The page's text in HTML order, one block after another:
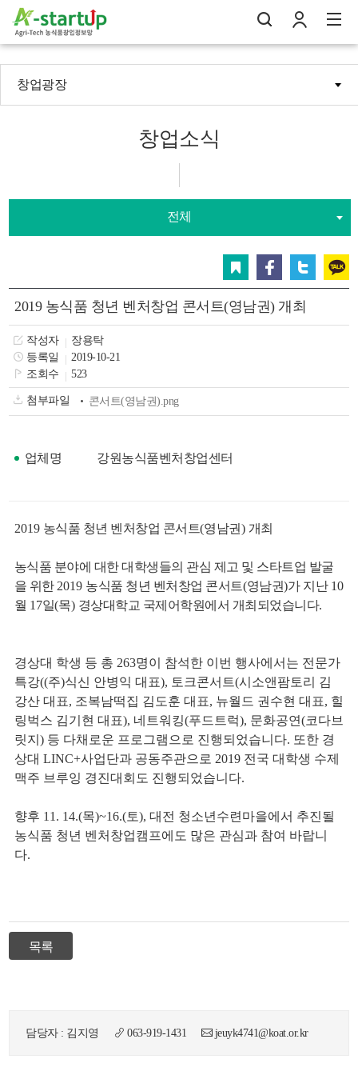
창 인
창업광장
창업소식
전체
트위터 카카오
2019 농식품 청년 벤처창업 콘서트(영남권) 개최
작성자
장용탁
등록일
2019-10-21
조회수
523
첨부파일 콘서트(영남권).png
업체명 강원농식품벤처창업센터
2019 농식품 청년 벤처창업 콘서트(영남권) 개최
농식품 분야에 대한 대학생들의 관심 제고 및 스타트업 발굴
을 위한 2019 농식품 청년 벤처창업 콘서트(영남권)가 지난 10
월 17일(목) 경상대학교 국제어학원에서 개최되었습니다.
경상대 학생 등 총 263명이 참석한 이번 행사에서는 전문가
특강((주)식신 안병익 대표), 토크콘서트(시소앤팜토리 김
강산 대표, 조복남떡집 김도훈 대표, 뉴월드 권수현 대표, 힐
링벅스 김기현 대표), 네트워킹(푸드트럭), 문화공연(코다브
릿지 ) 등 다채로운 프로그램으로 진행되었습니다. 또한 경
상대 LINC+사업단과 공동주관으로 2019 전국 대학생 수제
맥주 브루잉 경진대회도 진행되었습니다.
향후 11. 14.(목)~16.(토), 대전 청소년수련마을에서 추진될
농식품 청년 벤처창업캠프에도 많은 관심과 참여 바랍니
다.
목록
담당자 : 김지영 063-919-1431 jeuyk4741@koat.or.kr